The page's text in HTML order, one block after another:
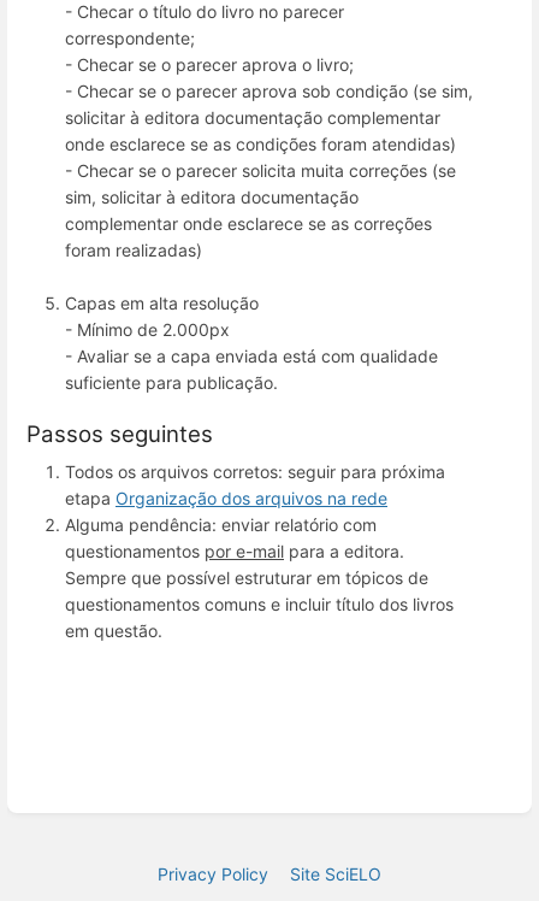
- Checar o título do livro no parecer
correspondente;
- Checar se o parecer aprova o livro;
- Checar se o parecer aprova sob condição (se sim,
solicitar à editora documentação complementar
onde esclarece se as condições foram atendidas)
- Checar se o parecer solicita muita correções (se
sim, solicitar à editora documentação
complementar onde esclarece se as correções
foram realizadas)
Capas em alta resolução
- Mínimo de 2.000px
- Avaliar se a capa enviada está com qualidade
suficiente para publicação.
Passos seguintes
Todos os arquivos corretos: seguir para próxima
etapa Organização dos arquivos na rede
Alguma pendência: enviar relatório com
questionamentos por e-mail para a editora.
Sempre que possível estruturar em tópicos de
questionamentos comuns e incluir título dos livros
em questão.
Privacy Policy Site SciELO